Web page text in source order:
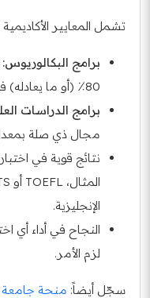
تشمل المعايير
برامج البكالوريوس:
80٪ (أو ما يعادله) في الدراسات الثانوية.
برامج الدراسات
مجال ذي صلة بمعدل
نتائج قوية في
الإنجليزية.
النجاح في أداء أي
لزم الأمر.
سجّل أيضاً: منحة جامعة